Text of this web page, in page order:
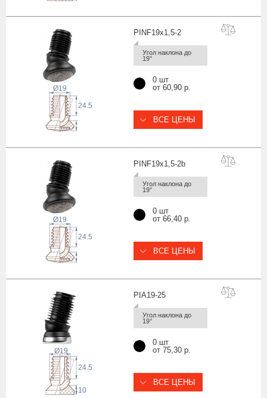
PINF19x1,5-2
Угол наклона до
19°
24.5
Ø19
0 шт
от 60,90 р.
ВСЕ ЦЕНЫ
PINF19x1,5-2b
Угол наклона до
19°
24.5
Ø19
0 шт
от 66,40 р.
ВСЕ ЦЕНЫ
PIA19-25
Угол наклона до
19°
24.5
10
Ø19
0 шт
от 75,30 р.
ВСЕ ЦЕНЫ